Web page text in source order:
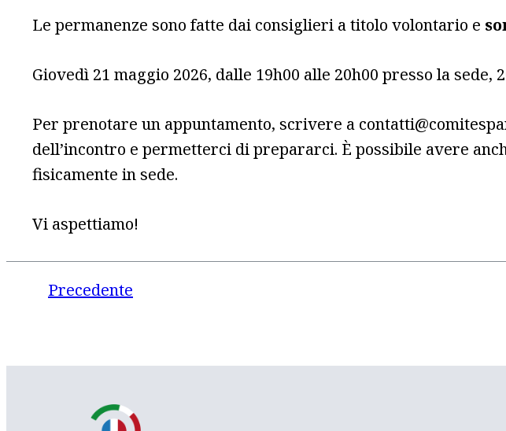
Le permanenze sono fatte dai consiglieri a titolo volontario e
Giovedì 21 maggio 2026, dalle 19h00 alle 20h00 presso la sede,
Per prenotare un appuntamento, scrivere a
dell’incontro e permetterci di prepararci. È possibile avere
fisicamente in sede.
Vi aspettiamo!
Precedente